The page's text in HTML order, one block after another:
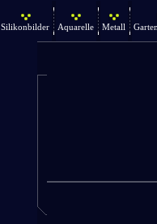
Silikonbilder Aquarelle Metall